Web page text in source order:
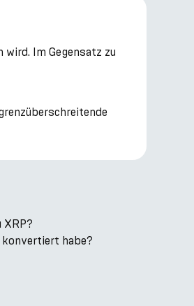
Im Gegensatz zu
XRP?
konvertiert habe?